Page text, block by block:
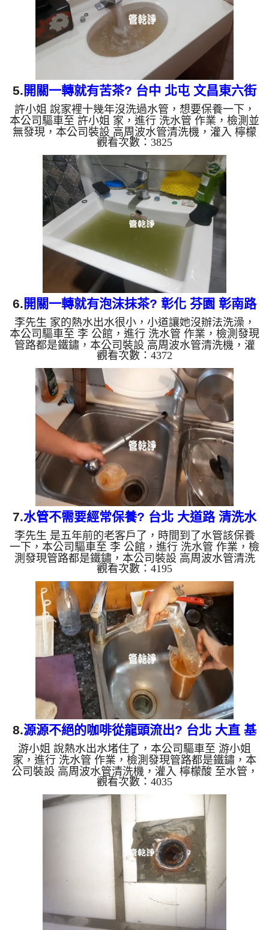
面有銅的物質，生鏽...
5. 開關一轉就有苦茶? 台中 北屯 文昌東六街
水管清洗
許小姐 說家裡十幾年沒洗過水管，想要保養一下，
本公司驅車至 許小姐 家，進行 洗水管 作業，檢測並
無發現，本公司裝設 高周波水管清洗機，灌入 檸檬
酸 至水管，等了約15分，開啟 水管清洗機 ，啟動 螺
旋波 模式，一開始洗水管就洗出髒水，像是苦茶一
樣，兩個多小時後，出水變乾淨出水量也變大了。
如是自來水，如水管老化，會產生鐵鏽跟泥沙堆積，
洗出來的水就會是咖啡色，地下水含有氧化錳，管壁
上會結成黑色管垢，洗出來的水會跟石油一樣黑，有
些洗出綠色的水，是因為裡面有銅的物質，生鏽產生
銅綠，如是藍色的水...
觀看次數：3825
6. 開關一轉就有泡沫抹茶? 彰化 芬園 彰南路
洗水管
李先生 家的熱水出水很小，小道讓她沒辦法洗澡，
本公司驅車至 李 公館，進行 洗水管 作業，檢測發現
管路都是鐵鏽，本公司裝設 高周波水管清洗機，灌
入 檸檬酸 至水管，等了約15分，開啟 水管清洗機 ，
啟動 螺旋波 模式，一開始就洗出多種顏色髒水，就
像是一杯杯的免費的泡沫抹茶，三個多小時後，熱水
出水量恢復了。 如是自來水，如水管老化，會產生
鐵鏽跟泥沙堆積，洗出來的水就會是咖啡色，地下水
含有氧化錳，管壁上會結成黑色管垢，洗出來的水會
跟石油一樣黑，有些洗出綠色的水，是因為裡面有銅
的物質，生鏽產生銅...
觀看次數：4372
7.水管不需要經常保養? 台北 大道路 清洗水
管
李先生 是五年前的老客戶了，時間到了水管該保養
一下，本公司驅車至 李 公館，進行 洗水管 作業，檢
測發現管路都是鐵鏽，本公司裝設 高周波水管清洗
機，灌入 檸檬酸 至水管，等了約15分，開啟 水管清
洗機 ，啟動 螺旋波 模式，一開始就洗咖啡，越洗就
越髒，兩個多小時後，出水變乾淨出水量也變大了。
如是自來水，如水管老化，會產生鐵鏽跟泥沙堆積，
洗出來的水就會是咖啡色，地下水含有氧化錳，管壁
上會結成黑色管垢，洗出來的水會跟石油一樣黑，有
些洗出綠色的水，是因為裡面有銅的物質，生鏽產生
銅綠，如是藍色的...
觀看次數：4195
8.源源不絕的咖啡從龍頭流出? 台北 大直 基
湖路 水管清洗
游小姐 說熱水出水堵住了，本公司驅車至 游小姐
家，進行 洗水管 作業，檢測發現管路都是鐵鏽，本
公司裝設 高周波水管清洗機，灌入 檸檬酸 至水管，
等了約15分，開啟 水管清洗機 ，啟動 螺旋波 模式，
一開始洗水管就洗出棕色髒水，顏色越洗越深，像是
咖啡一樣，兩個多小時後，出水量恢復了。 如是自
來水，如水管老化，會產生鐵鏽跟泥沙堆積，洗出來
的水就會是咖啡色，地下水含有氧化錳，管壁上會結
成黑色管垢，洗出來的水會跟石油一樣黑，有些洗出
綠色的水，是因為裡面有銅的物質，生鏽產生銅綠，
如是藍色的水，是因...
觀看次數：4035